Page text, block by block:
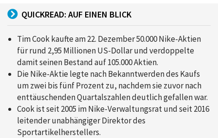
QUICKREAD: AUF EINEN BLICK
Tim Cook kaufte am 22. Dezember 50.000 Nike-Aktien
für rund 2,95 Millionen US-Dollar und verdoppelte
damit seinen Bestand auf 105.000 Aktien.
Die Nike-Aktie legte nach Bekanntwerden des Kaufs
um zwei bis fünf Prozent zu, nachdem sie zuvor nach
enttäuschenden Quartalszahlen deutlich gefallen war.
Cook ist seit 2005 im Nike-Verwaltungsrat und seit 2016
leitender unabhängiger Direktor des
Sportartikelherstellers.